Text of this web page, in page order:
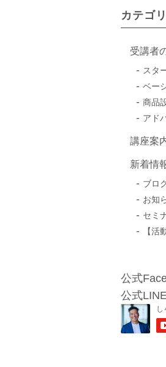
カテゴ
受講者
スタ
ベー
商品
アド
講座案
新着情
ブロ
お知
セミ
【活
公式
公式